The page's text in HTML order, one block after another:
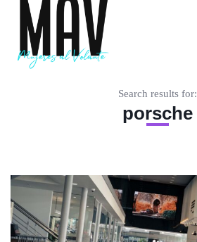
Search results for:
porsche